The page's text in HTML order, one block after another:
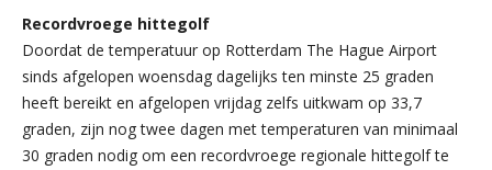
Recordvroege hittegolf
Doordat de temperatuur op Rotterdam The Hague Airport
sinds afgelopen woensdag dagelijks ten minste 25 graden
heeft bereikt en afgelopen vrijdag zelfs uitkwam op 33,7
graden, zijn nog twee dagen met temperaturen van minimaal
30 graden nodig om een recordvroege regionale hittegolf te